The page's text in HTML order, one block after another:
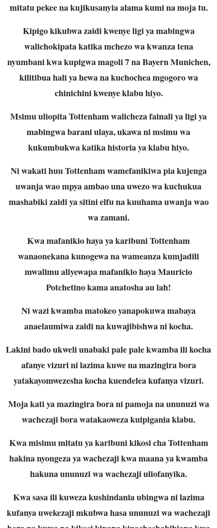
mitatu pekee na kujikusanyia alama kumi na moja tu.
Kipigo kikubwa zaidi kwenye ligi ya mabingwa
walichokipata katika mchezo wa kwanza tena
nyumbani kwa kupigwa magoli 7 na Bayern Munichen,
kilitibua hali ya hewa na kuchochea mgogoro wa
chinichini kwenye klabu hiyo.
Msimu uliopita Tottenham walicheza fainali ya ligi ya
mabingwa barani ulaya, ukawa ni msimu wa
kukumbukwa katika historia ya klabu hiyo.
Ni wakati huu Tottenham wamefanikiwa pia kujenga
uwanja wao mpya ambao una uwezo wa kuchukua
mashabiki zaidi ya sitini elfu na kuuhama uwanja wao
wa zamani.
Kwa mafanikio haya ya karibuni Tottenham
wanaonekana kunogewa na wameanza kumjadili
mwalimu aliyewapa mafanikio haya Mauricio
Potchetino kama anatosha au lah!
Ni wazi kwamba matokeo yanapokuwa mabaya
anaelaumiwa zaidi na kuwajibishwa ni kocha.
Lakini bado ukweli unabaki pale pale kwamba ili kocha
afanye vizuri ni lazima kuwe na mazingira bora
yatakayomwezesha kocha kuendelea kufanya vizuri.
Moja kati ya mazingira bora ni pamoja na ununuzi wa
wachezaji bora watakaoweza kuipigania klabu.
Kwa misimu mitatu ya karibuni kikosi cha Tottenham
hakina nyongeza ya wachezaji kwa maana ya kwamba
hakuna ununuzi wa wachezaji uliofanyika.
Kwa sasa ili kuweza kushindania ubingwa ni lazima
kufanya uwekezaji mkubwa hasa ununuzi wa wachezaji